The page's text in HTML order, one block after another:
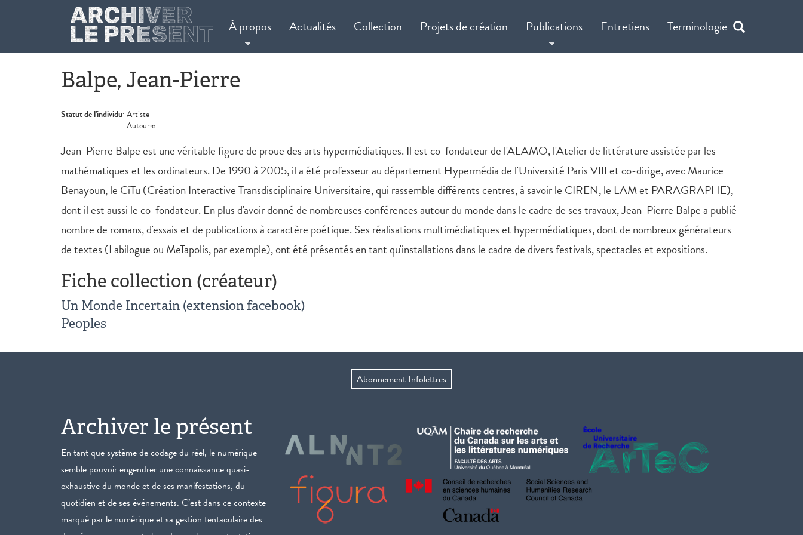
Aller au contenu principal
À propos Actualités Collection Projets de création Publications Entretiens Terminologie
Balpe, Jean-Pierre
Statut de l'individu:Artiste
Auteur·e
Jean-Pierre Balpe est une véritable figure de proue des arts hypermédiatiques. Il est co-fondateur de l'ALAMO, l'Atelier de littérature assistée par les
mathématiques et les ordinateurs. De 1990 à 2005, il a été professeur au département Hypermédia de l'Université Paris VIII et co-dirige, avec Maurice
Benayoun, le CiTu (Création Interactive Transdisciplinaire Universitaire, qui rassemble différents centres, à savoir le CIREN, le LAM et PARAGRAPHE),
dont il est aussi le co-fondateur. En plus d'avoir donné de nombreuses conférences autour du monde dans le cadre de ses travaux, Jean-Pierre Balpe a publié
nombre de romans, d'essais et de publications à caractère poétique. Ses réalisations multimédiatiques et hypermédiatiques, dont de nombreux générateurs
de textes (Labilogue ou MeTapolis, par exemple), ont été présentés en tant qu'installations dans le cadre de divers festivals, spectacles et expositions.
Fiche collection (créateur)
Un Monde Incertain (extension facebook)
Peoples
Abonnement Infolettres
Archiver le présent
En tant que système de codage du réel, le numérique
semble pouvoir engendrer une connaissance quasi-
exhaustive du monde et de ses manifestations, du
quotidien et de ses événements. C’est dans ce contexte
marqué par le numérique et sa gestion tentaculaire des